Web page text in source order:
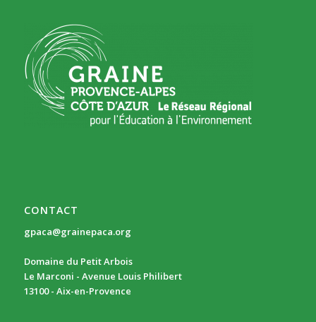
CONTACT
gpaca@grainepaca.org
Domaine du Petit Arbois
Le Marconi - Avenue Louis Philibert
13100 - Aix-en-Provence